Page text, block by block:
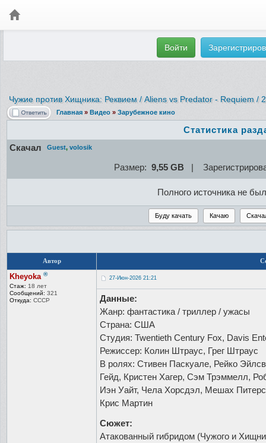
Войти
Чужие против Хищника: Реквием / Aliens vs Predator - Requiem /
Главная » Видео » Зарубежное кино
Статистика
Скачал
Guest, volosik
Размер: 9,55 GB |
Полного источника не
Автор
Kheyoka ®
Стаж: 18 лет
Сообщений: 321
Откуда: СССР
27-Июн-2026 21:21
Данные:
Жанр: фантастика / триллер / ужасы
Страна: США
Студия: Twentieth Century Fox, Davis
Режиссер: Колин Штраус, Грег Штраус
В ролях: Стивен Паскуале, Рейко
Гейд, Кристен Хагер, Сэм Трэммелл,
Иэн Уайт, Чела Хорсдэл, Мешах
Крис Мартин
Сюжет:
Атакованный гибридом (Чужого и